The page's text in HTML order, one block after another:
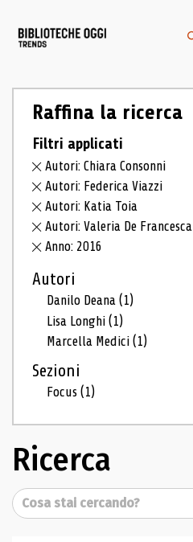
Raffina la ricerca
Filtri applicati
Autori: Chiara Consonni
Autori: Federica Viazzi
Autori: Katia Toia
Autori: Valeria De Francesca
Anno: 2016
Autori
Danilo Deana(1)
Lisa Longhi(1)
Marcella Medici(1)
Sezioni
Focus(1)
Ricerca
Cerca